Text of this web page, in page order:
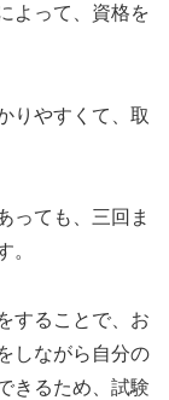
よって、資格を
りやすくて、取
っても、三回ま
。
することで、お
しながら自分の
きるため、試験